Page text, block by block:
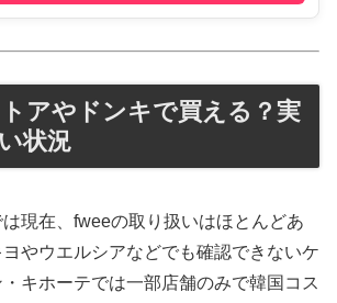
アやドンキで買える？実
状況
は現在、fweeの取り扱いはほとんどあ
やウエルシアなどでも確認できないケ
キホーテでは一部店舗のみで韓国コス